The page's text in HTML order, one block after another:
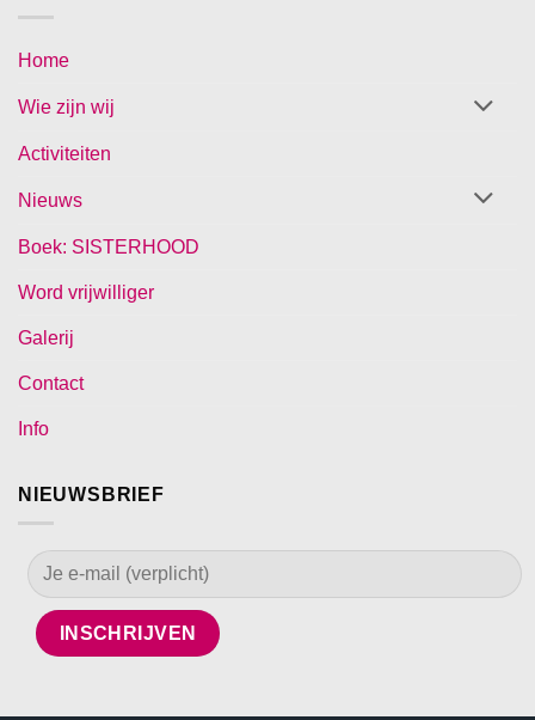
Home
Wie zijn wij
Activiteiten
Nieuws
Boek: SISTERHOOD
Word vrijwilliger
Galerij
Contact
Info
NIEUWSBRIEF